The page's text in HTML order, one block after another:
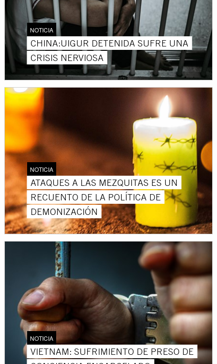
NOTICIA
CHINA:UIGUR DETENIDA SUFRE UNA
CRISIS NERVIOSA
NOTICIA
ATAQUES A LAS MEZQUITAS ES UN
RECUENTO DE LA POLÍTICA DE
DEMONIZACIÓN
NOTICIA
VIETNAM: SUFRIMIENTO DE PRESO DE